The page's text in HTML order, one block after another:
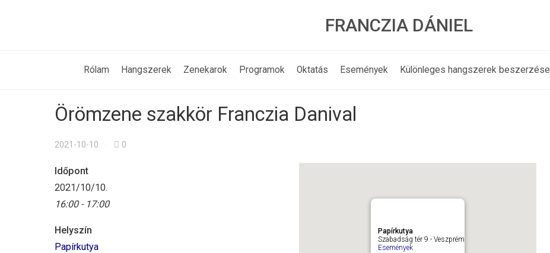
FRANCZIA DÁNIEL
Rólam Hangszerek Zenekarok Programok Oktatás Események Különleges hangszerek beszerzése
Örömzene szakkör Franczia Danival
2021-10-10 0
Papírkutya
Szabadság tér 9 - Veszprém
Események
Időpont
2021/10/10.
16:00 - 17:00
Helyszín
Papírkutya